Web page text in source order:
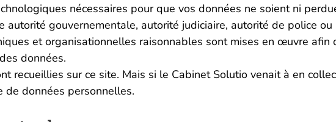
nécessaires pour que vos données ne soient ni
autorité gouvernementale, autorité judiciaire, autorité de police
et organisationnelles raisonnables sont mises en œuvre afin
données.
recueillies sur ce site. Mais si le Cabinet Solutio venait à en
de données personnelles.